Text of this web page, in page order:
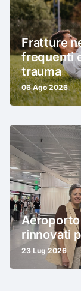
Fratture
frequenti
trauma
06 Ago 2026
Aeroporto
rinnovati
23 Lug 2026